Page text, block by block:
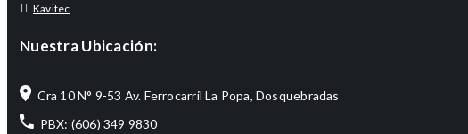
Kavitec
Nuestra Ubicación:
Cra 10 N° 9-53 Av. Ferrocarril La Popa, Dosquebradas
PBX: (606) 349 9830